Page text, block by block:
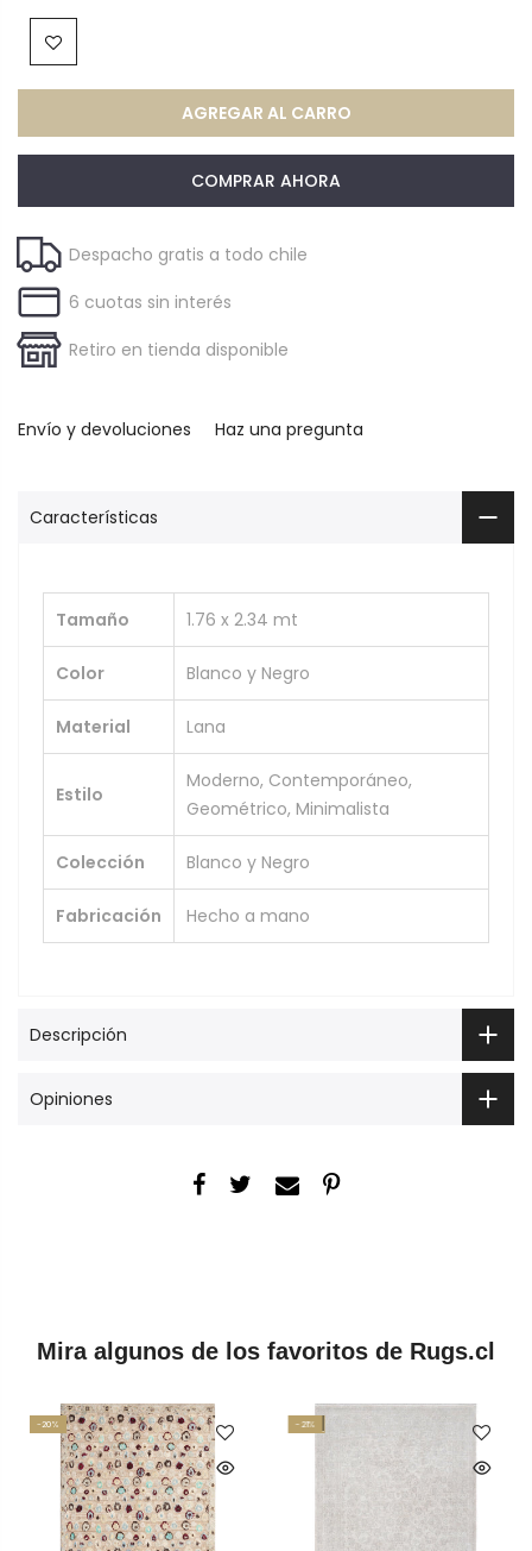
AGREGAR AL CARRO
COMPRAR AHORA
Despacho gratis a todo chile
6 cuotas sin interés
Retiro en tienda disponible
Envío y devoluciones Haz una pregunta
Características
Tamaño 1.76 x 2.34 mt
Color Blanco y Negro
Material Lana
Estilo
Moderno, Contemporáneo,
Geométrico, Minimalista
Colección Blanco y Negro
Fabricación Hecho a mano
Descripción
Opiniones
Mira algunos de los favoritos de Rugs.cl
-20% -21%